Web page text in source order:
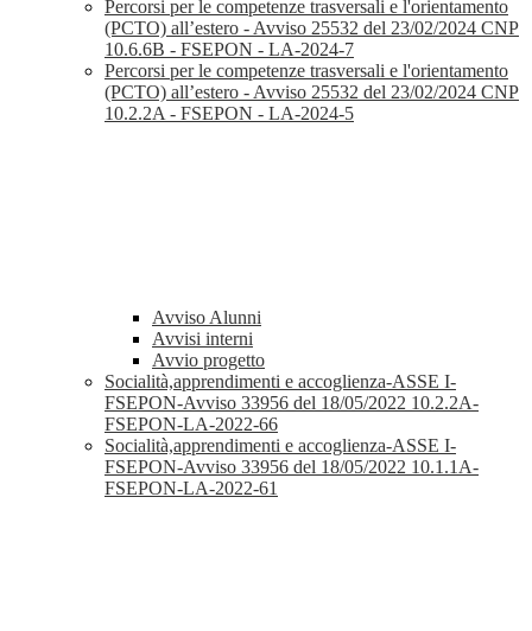
Percorsi per le competenze trasversali e l'orientamento
(PCTO) all’estero - Avviso 25532 del 23/02/2024 CNP
10.6.6B - FSEPON - LA-2024-7
Percorsi per le competenze trasversali e l'orientamento
(PCTO) all’estero - Avviso 25532 del 23/02/2024 CNP
10.2.2A - FSEPON - LA-2024-5
Avviso Alunni
Avvisi interni
Avvio progetto
Socialità,apprendimenti e accoglienza-ASSE I-
FSEPON-Avviso 33956 del 18/05/2022 10.2.2A-
FSEPON-LA-2022-66
Socialità,apprendimenti e accoglienza-ASSE I-
FSEPON-Avviso 33956 del 18/05/2022 10.1.1A-
FSEPON-LA-2022-61